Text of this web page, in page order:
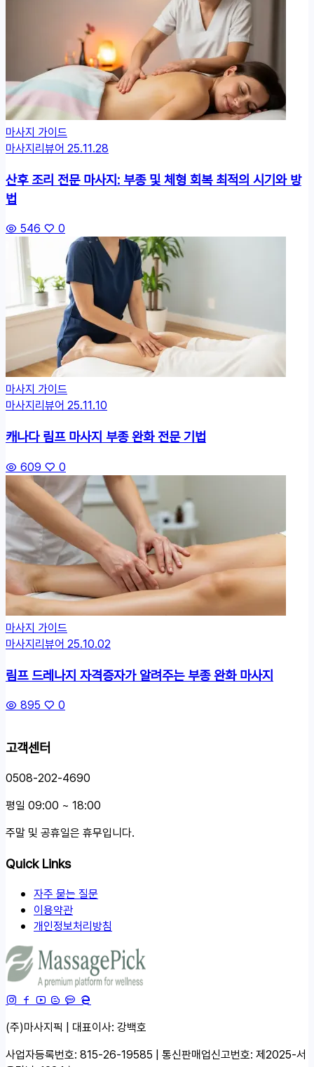
마사지 가이드
마사지리뷰어 25.11.28
산후 조리 전문 마사지: 부종및 체형 회복 최적의 시기와 방
법
546 0
마사지 가이드
마사지리뷰어 25.11.10
캐나다 림프 마사지 부종완화 전문 기법
609 0
마사지 가이드
마사지리뷰어 25.10.02
림프 드레나지 자격증자가 알려주는 부종완화 마사지
895 0
고객센터
0508-202-4690
평일 09:00 ~ 18:00
주말 및 공휴일은 휴무입니다.
Quick Links
자주 묻는 질문
이용약관
개인정보처리방침
(주)마사지픽 | 대표이사: 강백호
사업자등록번호: 815-26-19585 | 통신판매업신고번호: 제2025-서